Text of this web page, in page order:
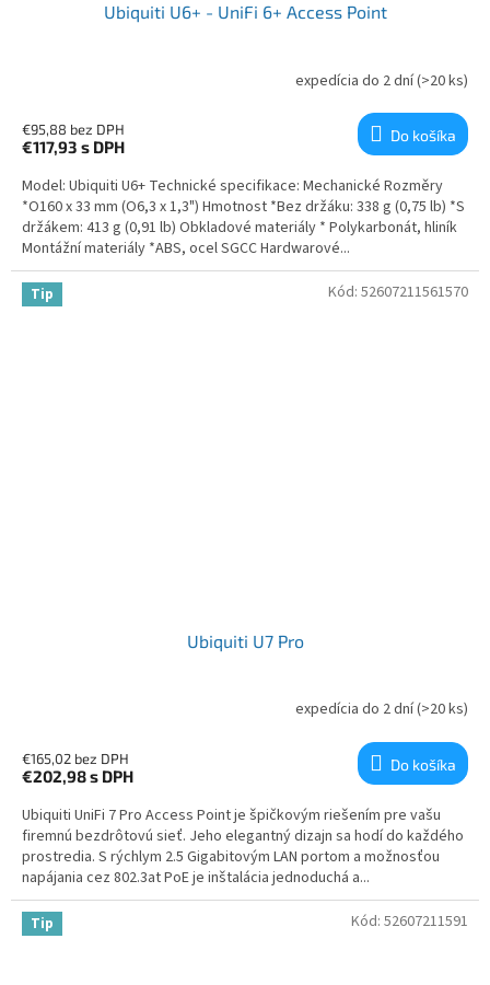
Ubiquiti U6+ - UniFi 6+ Access Point
expedícia do 2 dní(>20 ks)
€95,88 bez DPH
€117,93 s DPH
Do košíka
Model: Ubiquiti U6+ Technické specifikace: Mechanické Rozměry
*O160 x 33 mm (O6,3 x 1,3") Hmotnost *Bez držáku: 338 g (0,75 lb) *S
držákem: 413 g (0,91 lb) Obkladové materiály * Polykarbonát, hliník
Montážní materiály *ABS, ocel SGCC Hardwarové...
Tip
Ubiquiti U7 Pro
expedícia do 2 dní(>20 ks)
€165,02 bez DPH
€202,98s DPH
Do košíka
Ubiquiti UniFi 7 Pro Access Point je špičkovým riešením pre vašu
firemnú bezdrôtovú sieť. Jeho elegantný dizajn sa hodí do každého
prostredia. S rýchlym 2.5 Gigabitovým LAN portom a možnosťou
napájania cez 802.3at PoE je inštalácia jednoduchá a...
Kód: 52607211561570
Tip Kód: 52607211591